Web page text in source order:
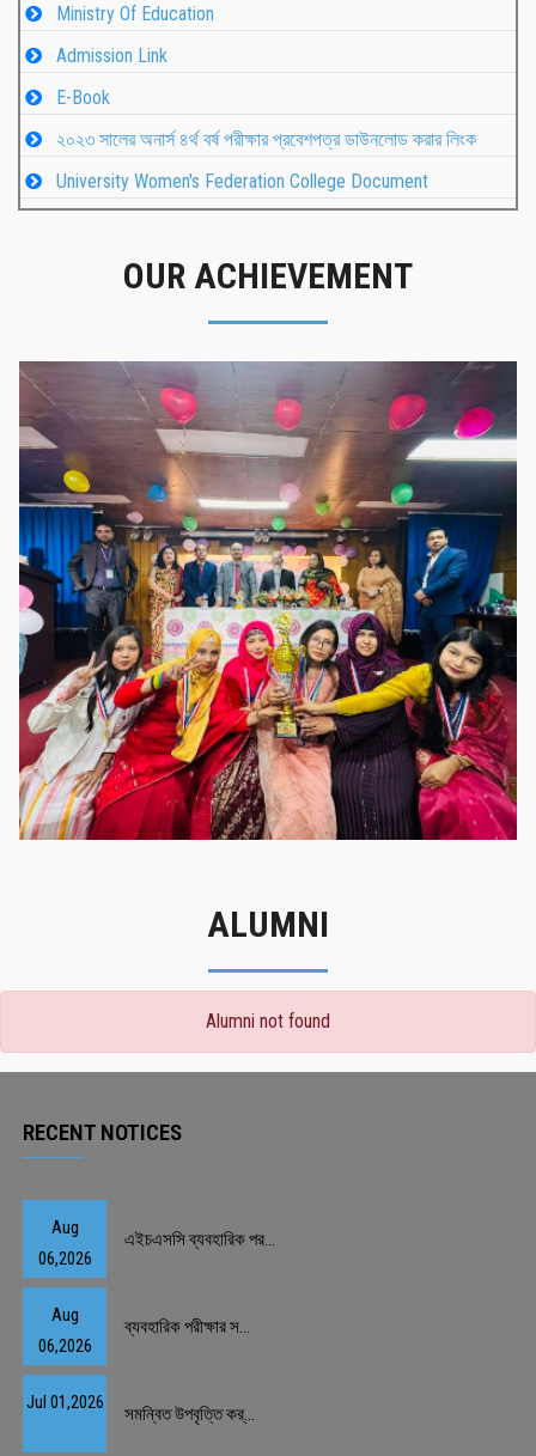
Ministry Of Education
Admission Link
E-Book
২০২৩ সালের অনার্স ৪র্থ বর্ষ পরীক্ষার প্রবেশপত্র ডাউনলোড করার লিংক
University Women's Federation College Document
OUR ACHIEVEMENT
গৌরবের মুহূর্ত
গৌরবের মুহূর্ত
ALUMNI
Alumni not found
RECENT NOTICES
Aug
06,2026
এইচএসসি ব্যবহারিক পর...
Aug
06,2026
ব্যবহারিক পরীক্ষার স...
Jul 01,2026
সমন্বিত উপবৃত্তি কর্...